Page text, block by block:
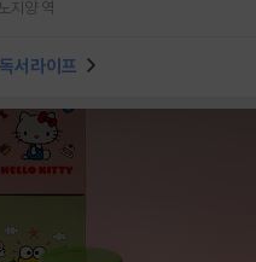
지양 역
서라이프